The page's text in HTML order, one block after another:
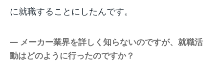
に就職することにしたんです。
― メーカー業界を詳しく知らないのですが、就職活
動はどのように行ったのですか？